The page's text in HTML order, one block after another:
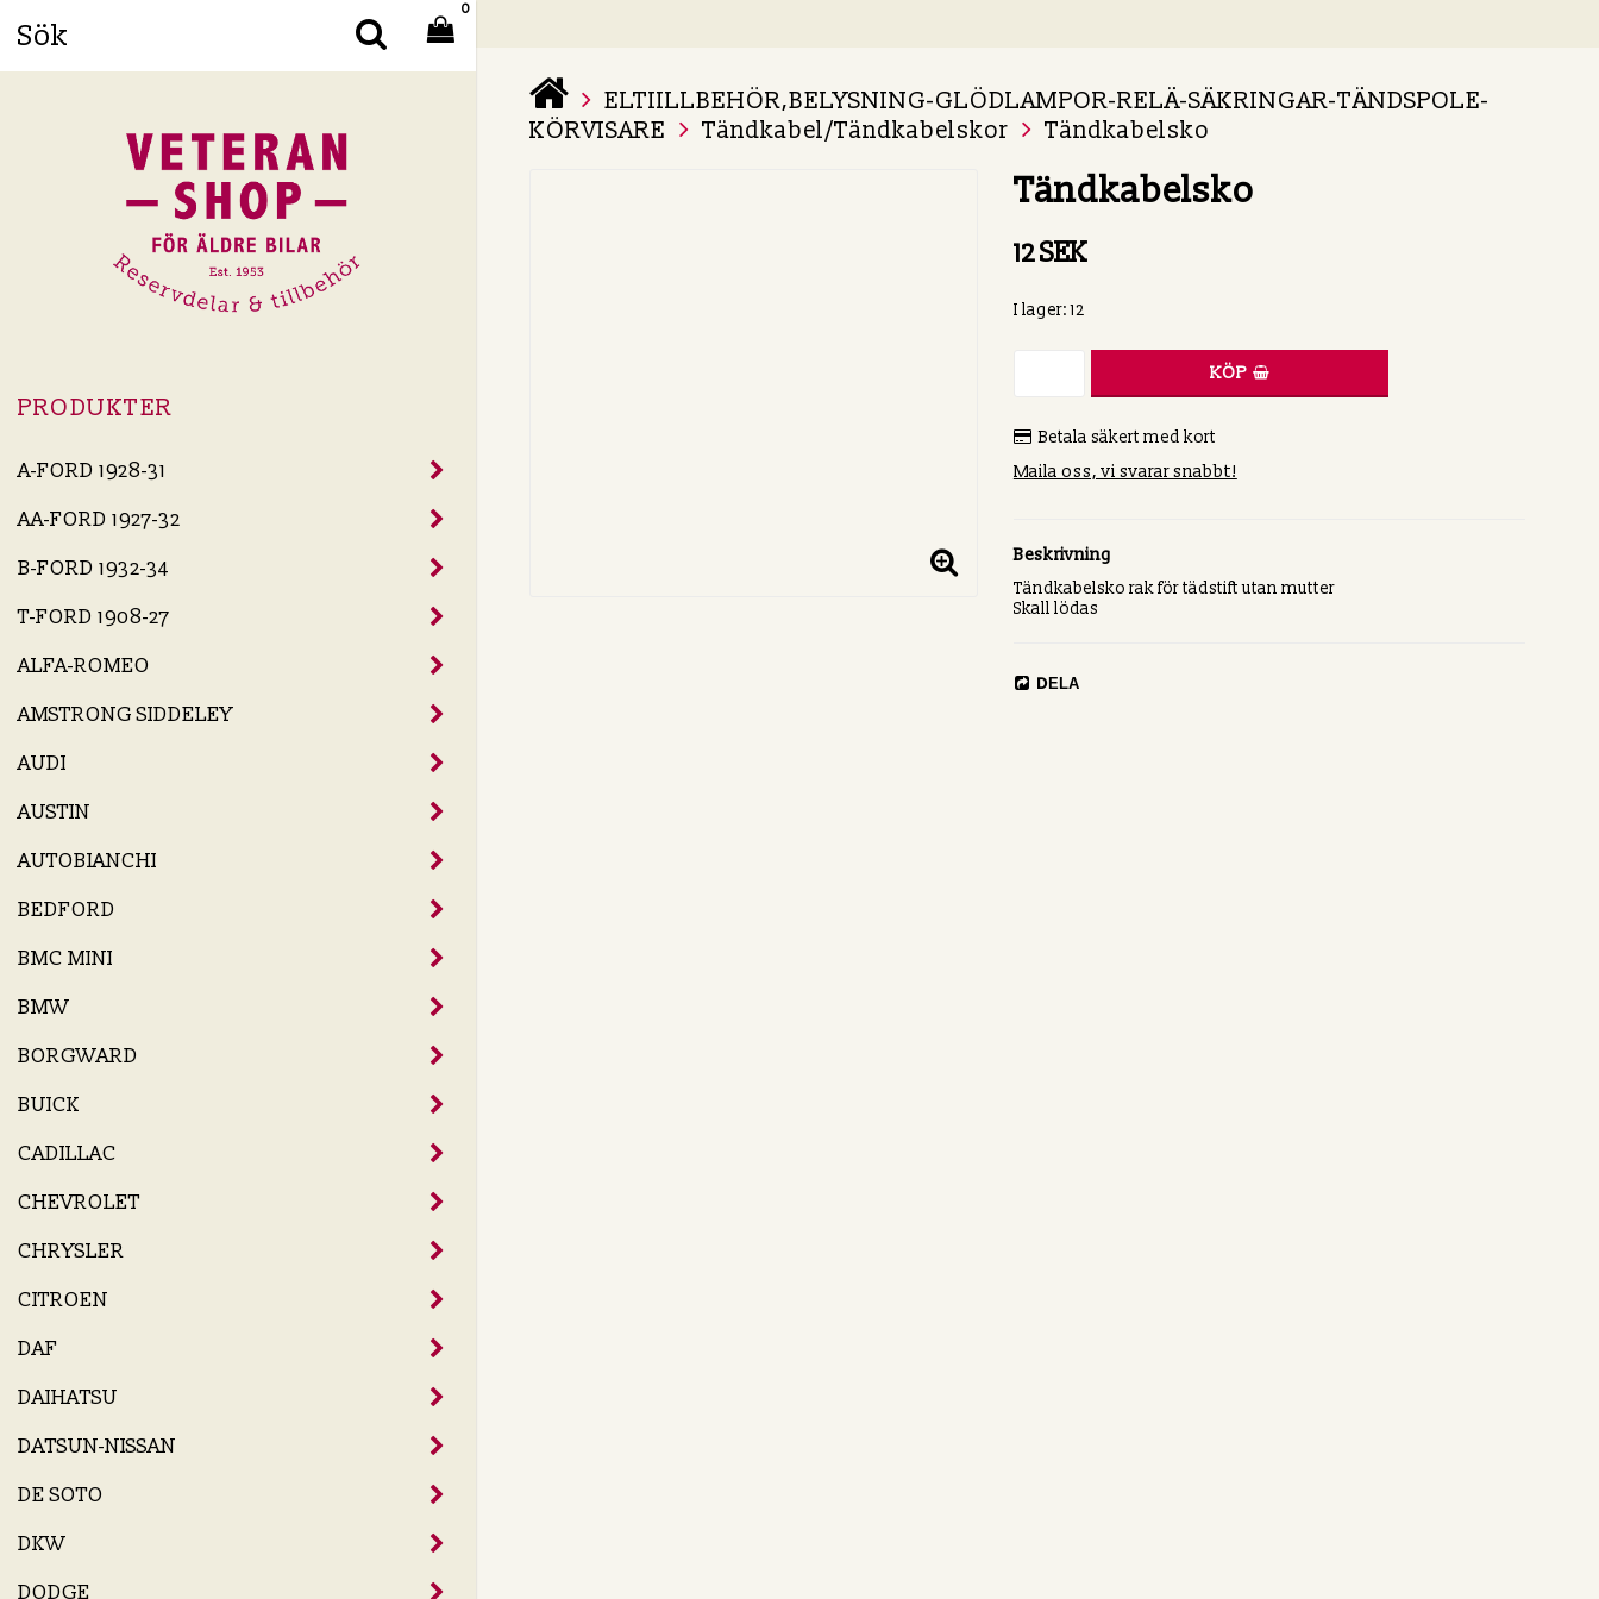
0
Din varukorg är tom
PRODUKTER
A-FORD 1928-31
AA-FORD 1927-32
B-FORD 1932-34
T-FORD 1908-27
ALFA-ROMEO
AMSTRONG SIDDELEY
AUDI
AUSTIN
AUTOBIANCHI
BEDFORD
BMC MINI
BMW
BORGWARD
BUICK
CADILLAC
CHEVROLET
CHRYSLER
CITROEN
DAF
DAIHATSU
DATSUN-NISSAN
DE SOTO
DKW
DODGE
ELTIILLBEHÖR,BELYSNING-GLÖDLAMPOR-RELÄ-SÄKRINGAR-TÄNDSPOLE-
KÖRVISARE
Tändkabel/Tändkabelskor Tändkabelsko
Tändkabelsko
12 SEK
I lager: 12
KÖP
Betala säkert med kort
Maila oss, vi svarar snabbt!
Beskrivning
Tändkabelsko rak för tädstift utan mutter
Skall lödas
DELA